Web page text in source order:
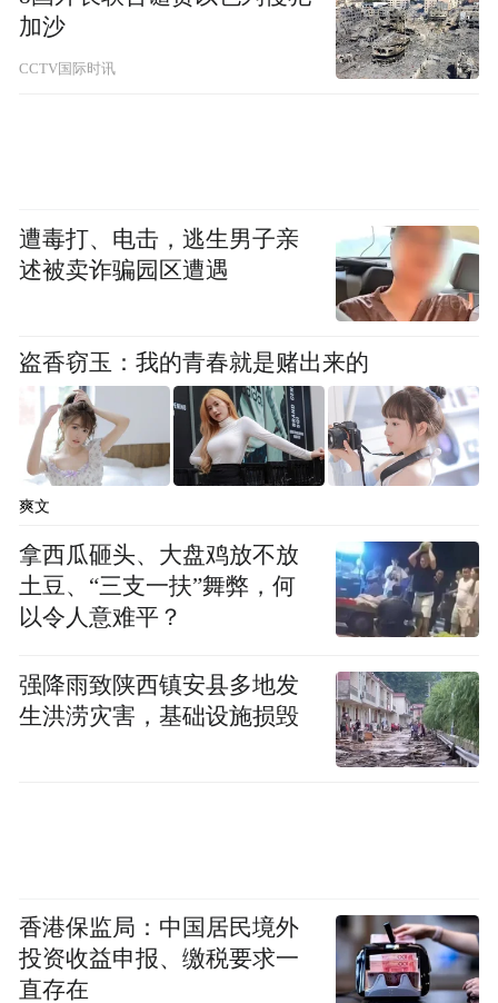
加沙
CCTV国际时讯
遭毒打、电击，逃生男子亲
述被卖诈骗园区遭遇
盗香窃玉：我的青春就是赌出来的
爽文
拿西瓜砸头、大盘鸡放不放
土豆、“三支一扶”舞弊，何
以令人意难平？
强降雨致陕西镇安县多地发
生洪涝灾害，基础设施损毁
香港保监局：中国居民境外
投资收益申报、缴税要求一
直存在